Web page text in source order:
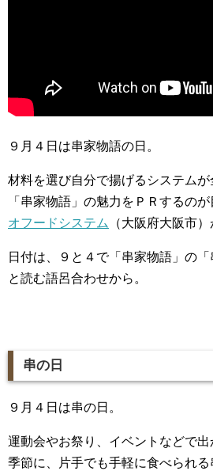
９月４日は串家物語の日。
材料を選び自分で揚げるシステム
「串家物語」の魅力をＰＲするのが
オフードシステム
（大阪府大阪市）
日付は、９と４で「串家物語」の「
と読む語呂合わせから。
串の日
９月４日は串の日。
運動会やお祭り、イベントなどで
季節に、片手でも手軽に食べられ